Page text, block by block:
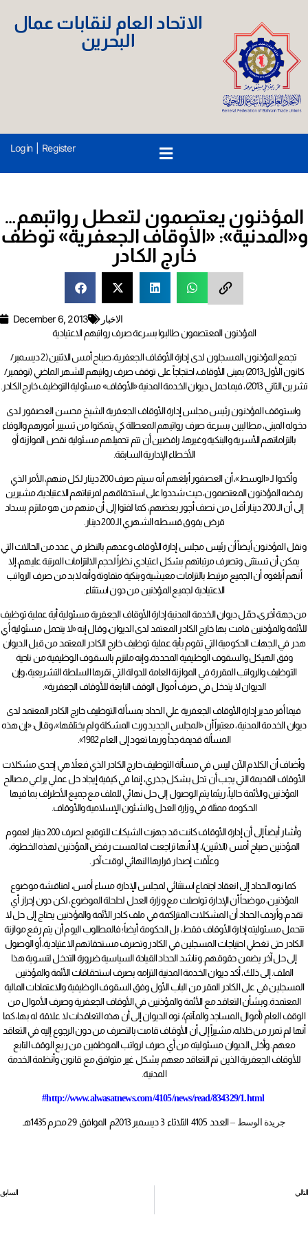
الاتحاد العام لنقابات عمال
البحرين
Login Register
المؤذنون يعتصمون لتعطل رواتبهم…
و«المدنية»: «الأوقاف الجعفرية» توظف
خارج الكادر
December 6, 2013 الاخبار
المؤذنون المعتصمون طالبوا بسرعة صرف رواتبهم الاعتيادية
تجمع المؤذنون المسجلون لدى إدارة الأوقاف الجعفرية، صباح أمس الاثنين (2 ديسمبر/
كانون الأول2013) بمبنى الأوقاف، احتجاجاً على توقف صرف رواتبهم للشهر الماضي (نوفمبر/
تشرين الثاني 2013)، فيما حمل ديوان الخدمة المدنية «الأوقاف» مسئولية التوظيف خارج الكادر.
واستوقف المؤذنون رئيس مجلس إدارة الأوقاف الجعفرية الشيخ محسن العصفور لدى
دخوله المبنى، مطالبين بسرعة صرف رواتبهم المعطلة كي يتمكنوا من تسيير أمورهم والوفاء
بالتزاماتهم الأسرية والبنكية وغيرها، رافضين أن تتم تحميلهم مسئولية نقص الموازنة أو
الأخطاء الإدارية السابقة.
وأكدوا لـ «الوسط»، أن العصفور أبلغهم أنه سيتم صرف 200 دينار لكل منهم، الأمر الذي
رفضه المؤذنون المعتصمون، حيث شددوا على استحقاقهم لمرتباتهم الاعتيادية، مشيرين
إلى أن الـ 200 دينار أقل من نصف أجور بعضهم، كما لفتوا إلى أن منهم من هو ملتزم بسداد
قرض يفوق قسطه الشهري الـ 200 دينار.
ونقل المؤذنون أيضاً أن رئيس مجلس إدارة الأوقاف وعدهم بالنظر في عدد من الحالات التي
يمكن أن تستثنى وتصرف مرتباتهم بشكل اعتيادي نظراً لحجم الالتزامات المرتبة عليهم، إلا
أنهم أبلغوه أن الجميع مرتبط بالتزامات معيشية وبنكية متفاوتة وأنه لابد من صرف الرواتب
الاعتيادية لجميع المؤذنين من دون استثناء.
من جهة أخرى، حمّل ديوان الخدمة المدنية إدارة الأوقاف الجعفرية مسئولية أية عملية توظيف
للأئمة والمؤذنين قامت بها خارج الكادر المعتمد لدى الديوان، وقال إنه «لا يتحمل مسئولية أي
هدر في الجهات الحكومية التي تقوم بأية عملية توظيف خارج الكادر المعتمد من قبل الديوان
وفق الهيكل والسقوف الوظيفية المحددة، وإنه ملتزم بالسقوف الوظيفية من ناحية
التوظيف والرواتب المقررة في الموازنة العامة للدولة التي تقرها السلطة التشريعية، وإن
الديوان لا يتدخل في صرف أموال الوقف التابعة للأوقاف الجعفرية».
فيما أقر مدير إدارة الأوقاف الجعفرية علي الحداد بمسألة التوظيف خارج الكادر المعتمد لدى
ديوان الخدمة المدنية، معتبراً أن «المجلس الجديد ورث المشكلة ولم يختلقها»، وقال: «إن هذه
المسألة قديمة جداً وربما تعود إلى العام 1982».
وأضاف أن الكلام الآن ليس في مسألة التوظيف خارج الكادر الذي فعلاً هي إحدى مشكلات
الأوقاف القديمة التي يجب أن تحل بشكل جذري، إنما في كيفية إيجاد حل عملي يراعي مصالح
المؤذنين والأئمة حالياً، ريثما يتم الوصول إلى حل نهائي للملف مع جميع الأطراف بما فيها
الحكومة ممثلة في وزارة العدل والشئون الإسلامية والأوقاف.
وأشار أيضاً إلى أن إدارة الأوقاف كانت قد جهزت الشيكات للتوقيع لصرف 200 دينار لعموم
المؤذنين صباح أمس (الاثنين)، إلا أنها تراجعت لما لمست رفض المؤذنين لهذه الخطوة،
وعلّقت إصدار قرارها النهائي لوقت آخر.
كما نوه الحداد إلى انعقاد اجتماع استثنائي لمجلس الإدارة مساء أمس، لمناقشة موضوع
المؤذنين، موضحاً أن الإدارة تواصلت مع وزارة العدل لحلحلة الموضوع، لكن دون إحراز أي
تقدم. وأردف الحداد أن المشكلات المتراكمة في ملف كادر الأئمة والمؤذنين يحتاج إلى حل لا
تتحمل مسئوليته إدارة الأوقاف فقط، بل الحكومة أيضاً؛ فالمطلوب اليوم أن يتم رفع موازنة
الكادر حتى تغطي احتياجات المسجلين في الكادر وتصرف مستحقاتهم الاعتيادية، أو الوصول
إلى حل آخر يضمن حقوقهم. وناشد الحداد القيادة السياسية ضرورة التدخل لتسوية هذا
الملف. إلى ذلك، أكد ديوان الخدمة المدنية التزامه بصرف استحقاقات الأئمة والمؤذنين
المسجلين في على الكادر المقر من الباب الأول وفق السقوف الوظيفية والاعتمادات المالية
المعتمدة. وبشأن التعاقد مع الأئمة والمؤذنين في الأوقاف الجعفرية وصرف الأموال من
الوقف العام (أموال المساجد والمآتم)، نوه الديوان إلى أن هذه التعاقدات لا علاقة له بها، كما
أنها لم تمرر من خلاله، مشيراً إلى أن الأوقاف قامت بالتصرف من دون الرجوع إليه في التعاقد
معهم. وأخلى الديوان مسئوليته من أي صرف لرواتب الموظفين من ريع الوقف التابع
للأوقاف الجعفرية الذين تم التعاقد معهم بشكل غير متوافق مع قانون وأنظمة الخدمة
المدنية.
http://www.alwasatnews.com/4105/news/read/834329/1.html#
جريدة الوسط –العدد 4105 الثلاثاء 3 ديسمبر 2013م الموافق 29 محرم 1435هـ
السابق التالي